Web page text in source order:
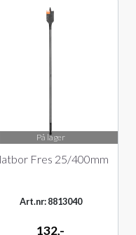
På lager
Fres 25/400mm
Art.nr: 8813040
132,-